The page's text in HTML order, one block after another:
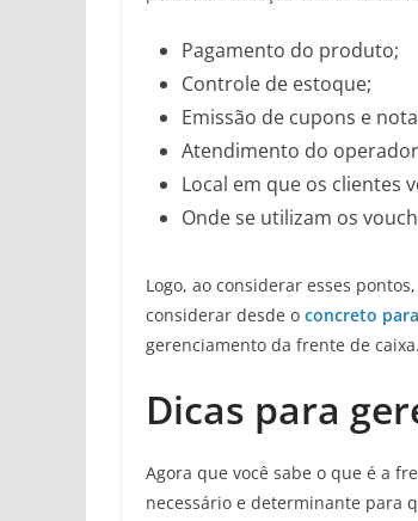
Pagamento do produto;
Controle de estoque;
Emissão de cupons e
Atendimento do
Local em que os clientes
Onde se utilizam os
Logo, ao considerar esses
considerar desde o concreto
gerenciamento da frente de caixa.
Dicas para
Agora que você sabe o que é a
necessário e determinante para